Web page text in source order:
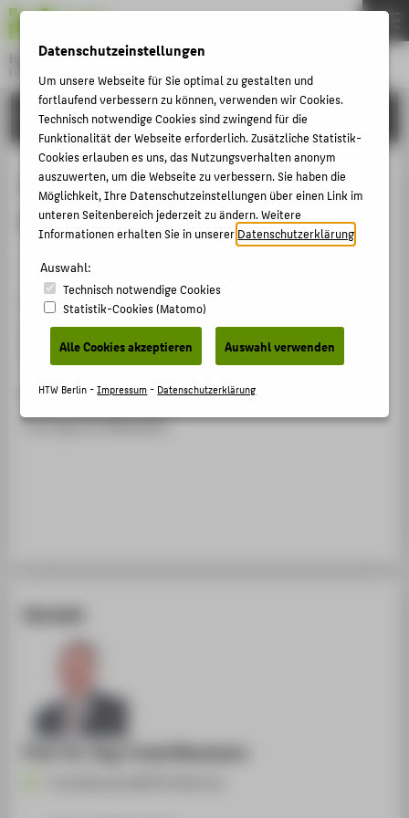
Hochschule für Technik und Wirtschaft Berlin
University of Applied Sciences
Menu
FORSCHUNG
Informationssicherheit an der HTW
Berlin
Veranstaltungsbeitrag › Vortrag › 2016
Veranstaltung
ZKI Unterarbeitsgruppe Sicherheit
Hochschule München, 29.04.2016
Ergänzende Angaben
Vortrag mit Diskussion
Kontakt
Prof. Dr.-Ing. Frank Neumann
THEMEN
HOCHSCHULE
CAMPUS
STUDIUM
LEHRE
KARRIERE
INTERNATIONAL
INFORMATIONEN FÜR
STUDIENINTERESSIERTE
SERVICE
Datenschutzeinstellungen
Um unsere Webseite für Sie optimal zu gestalten und
fortlaufend verbessern zu können, verwenden wir Cookies.
Technisch notwendige Cookies sind zwingend für die
Funktionalität der Webseite erforderlich. Zusätzliche Statistik-
Cookies erlauben es uns, das Nutzungsverhalten anonym
auszuwerten, um die Webseite zu verbessern. Sie haben die
Möglichkeit, Ihre Datenschutzeinstellungen über einen Link im
unteren Seitenbereich jederzeit zu ändern. Weitere
Informationen erhalten Sie in unsererDatenschutzerklärung
Auswahl:
Technisch notwendige Cookies
Statistik-Cookies (Matomo)
Alle Cookies akzeptieren Auswahl verwenden
HTW Berlin -Impressum- Datenschutzerklärung